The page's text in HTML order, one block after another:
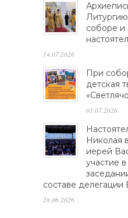
соборе и
14.07.2026
При
детская
01.07.2026
Николая
иерей
участие
составе
28.06.2026